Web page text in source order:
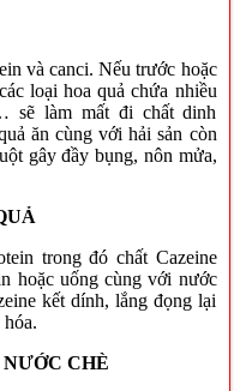
và canci. Nếu trước hoặc
loại hoa quả chứa nhiều
sẽ làm mất đi chất dinh
ăn cùng với hải sản còn
gây đầy bụng, nôn mửa,
trong đó chất Cazeine
hoặc uống cùng với nước
kết dính, lắng đọng lại
CHÈ